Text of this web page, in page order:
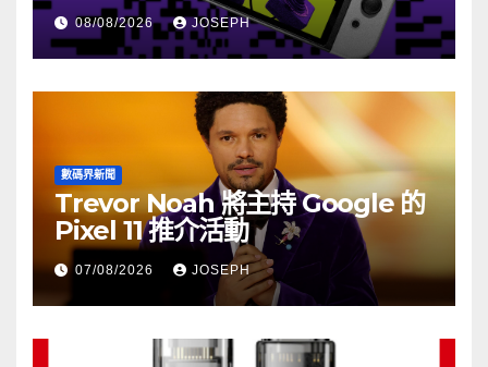
08/08/2026 JOSEPH
數碼界新聞
Trevor Noah 將主持 Google 的
Pixel 11 推介活動
07/08/2026 JOSEPH